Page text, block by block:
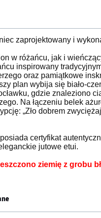
zaprojektowany i
w różańcu, jak i
inspirowany
oraz pamiątkowe
plan wybija się biało-
gdzie znaleziono
Na łączeniu belek
„Zło dobrem
certyfikat
jutowe etui.
ziemię z grobu